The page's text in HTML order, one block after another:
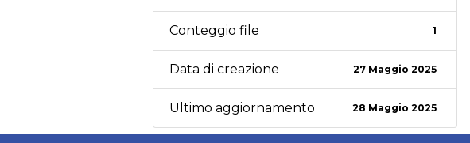
Conteggio file 1
Data di creazione 27 Maggio 2025
Ultimo aggiornamento 28 Maggio 2025